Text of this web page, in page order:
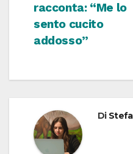
racconta: “Me lo
sento cucito
addosso”
Di